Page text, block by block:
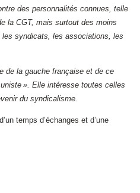
des personnalités connues, telle
la CGT, mais surtout des moins
syndicats, les associations, les
de la gauche française et de ce
». Elle intéresse toutes celles
du syndicalisme.
temps d’échanges et d’une